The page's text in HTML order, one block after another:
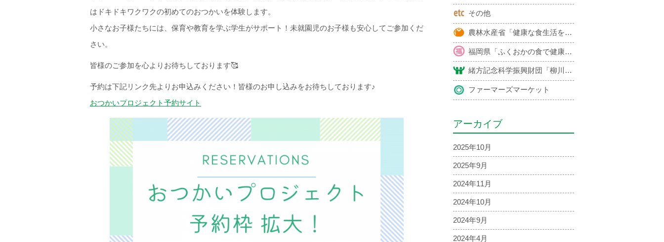
はドキドキワクワクの初めてのおつかいを体験します。
小さなお子様たちには、保育や教育を学ぶ学生がサポート！未就園児のお子様も安心してご参加くだ
さい。
皆様のご参加を心よりお待ちしております🥰
予約は下記リンク先よりお申込みください！皆様のお申し込みをお待ちしております♪
おつかいプロジェクト予約サイト
その他
農林水産省「健康な食生活を支える地域・産業づくり推進事業」による開発レシピ紹介
福岡県「ふくおかの食で健康」推進運動による開発レシピ紹介
緒方記念科学振興財団「柳川市特産品を活用した健康メニュー」レシピ紹介
ファーマーズマーケット
アーカイブ
2025年10月
2025年9月
2024年11月
2024年10月
2024年9月
2024年4月